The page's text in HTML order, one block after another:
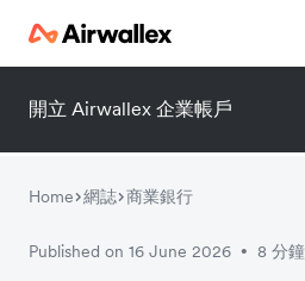
開立 Airwallex 企業帳戶
Home 網誌 商業銀行
Published on 16 June 2026 • 8 分鐘
立即觀看 3 分鐘體驗短片
請填寫資料以觀體驗短片：